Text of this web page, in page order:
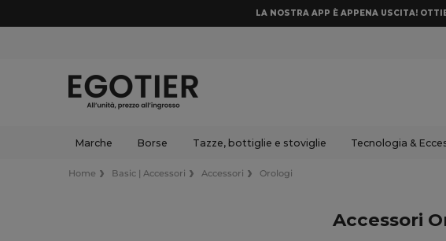
LA NOSTRA APP È APPENA USCITA!
Marche Borse Tazze, bottiglie e stoviglie Tecnologia &
Home Basic | Accessori Accessori Orologi
Accessori